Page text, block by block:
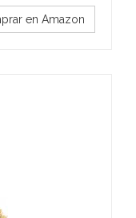
en Amazon